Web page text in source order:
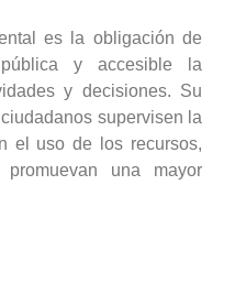
es la obligación de
y accesible la
y decisiones. Su
supervisen la
el uso de los recursos,
una mayor